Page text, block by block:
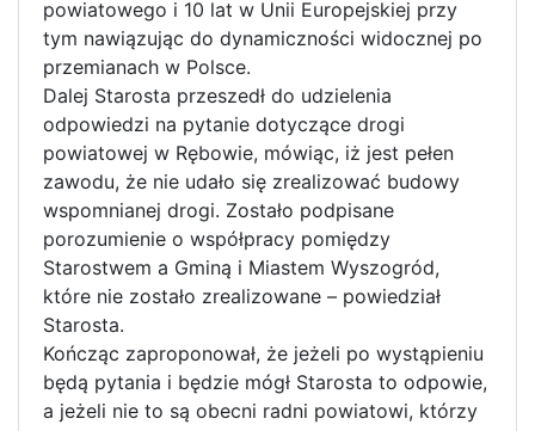
powiatowego i 10 lat w Unii Europejskiej przy
tym nawiązując do dynamiczności widocznej po
przemianach w Polsce.
Dalej Starosta przeszedł do udzielenia
odpowiedzi na pytanie dotyczące drogi
powiatowej w Rębowie, mówiąc, iż jest pełen
zawodu, że nie udało się zrealizować budowy
wspomnianej drogi. Zostało podpisane
porozumienie o współpracy pomiędzy
Starostwem a Gminą i Miastem Wyszogród,
które nie zostało zrealizowane – powiedział
Starosta.
Kończąc zaproponował, że jeżeli po wystąpieniu
będą pytania i będzie mógł Starosta to odpowie,
a jeżeli nie to są obecni radni powiatowi, którzy